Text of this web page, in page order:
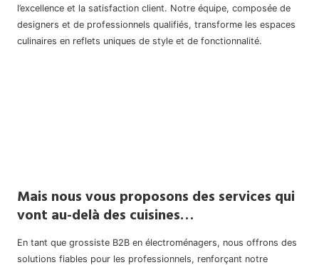
l’excellence et la satisfaction client. Notre équipe, composée de
designers et de professionnels qualifiés, transforme les espaces
culinaires en reflets uniques de style et de fonctionnalité.
Mais nous vous proposons des services qui
vont au-delà des cuisines…
En tant que grossiste B2B en électroménagers, nous offrons des
solutions fiables pour les professionnels, renforçant notre